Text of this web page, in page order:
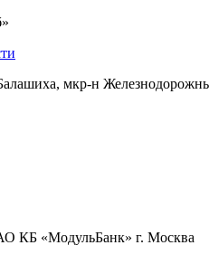
мкр-н
КБ «МодульБанк» г. Москва